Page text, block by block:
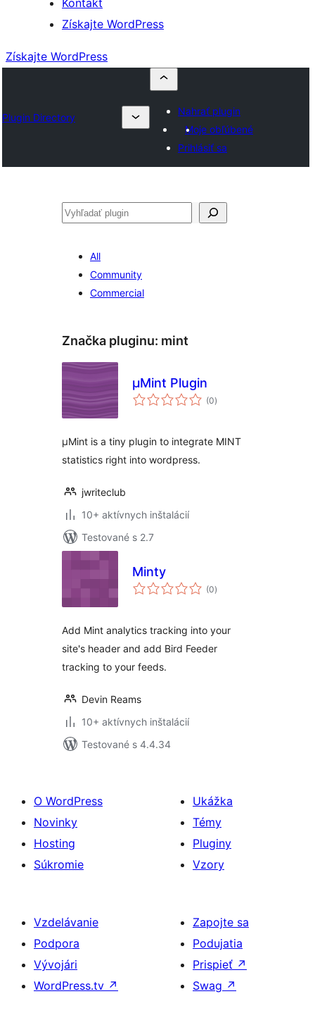
Kontakt
Získajte WordPress
Získajte WordPress
Plugin Directory
Nahrať plugin
Moje obľúbené
Prihlásiť sa
Hľadať
All
Community
Commercial
Značka pluginu: mint
µMint Plugin
(0celkové
hodnotenie
)
µMint is a tiny plugin to integrate MINT
statistics right into wordpress.
jwriteclub
10+ aktívnych inštalácií
Testované s 2.7
Minty
(0celkové
hodnotenie
)
Add Mint analytics tracking into your
site's header and add Bird Feeder
tracking to your feeds.
Devin Reams
10+ aktívnych inštalácií
Testované s 4.4.34
O WordPress
Novinky
Hosting
Súkromie
Ukážka
Témy
Pluginy
Vzory
Vzdelávanie
Podpora
Vývojári
WordPress.tv ↗
Zapojte sa
Podujatia
Prispieť ↗
Swag ↗